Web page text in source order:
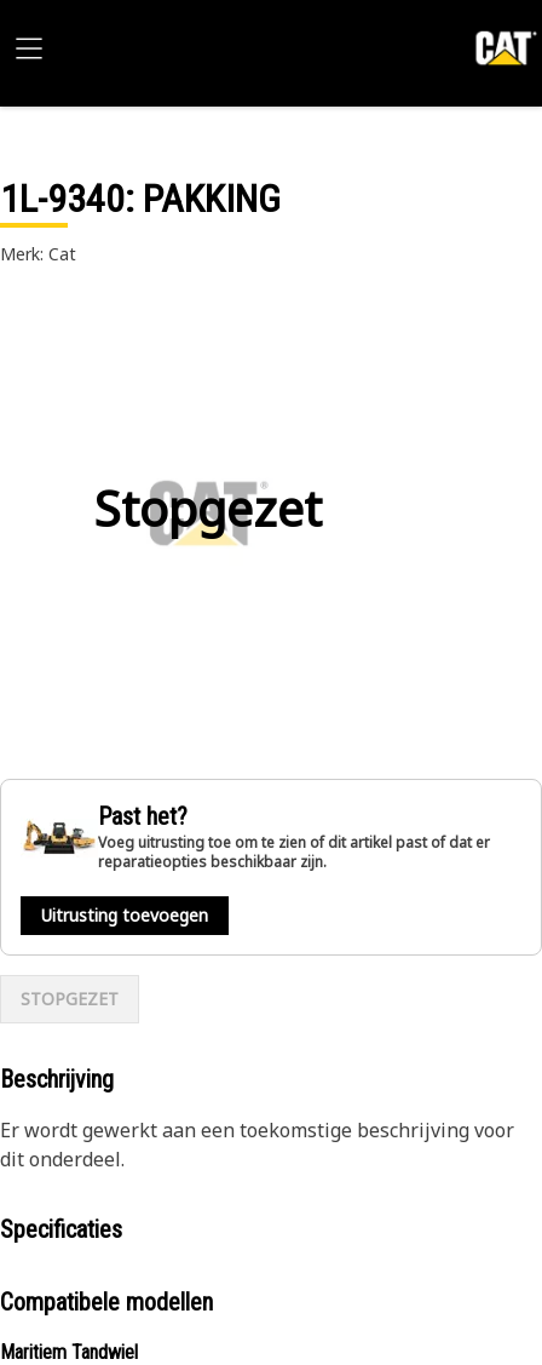
1L-9340: PAKKING
Merk: Cat
Stopgezet
Past het?
Voeg uitrusting toe om te zien of dit artikel past of dat er
reparatieopties beschikbaar zijn.
Uitrusting toevoegen
STOPGEZET
Beschrijving
Er wordt gewerkt aan een toekomstige beschrijving voor
dit onderdeel.
Specificaties
Compatibele modellen
Maritiem Tandwiel